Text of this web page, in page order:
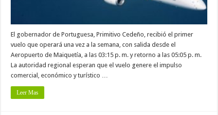
El gobernador de Portuguesa, Primitivo Cedeño, recibió el primer
vuelo que operará una vez a la semana, con salida desde el
Aeropuerto de Maiquetía, a las 03:15 p. m. y retorno a las 05:05 p. m.
La autoridad regional esperan que el vuelo genere el impulso
comercial, económico y turístico …
Leer Mas